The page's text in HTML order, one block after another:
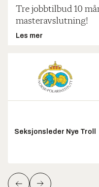
Tre jobbtilbud 10
masteravslutning!
Les mer
Seksjonsleder Nye Troll